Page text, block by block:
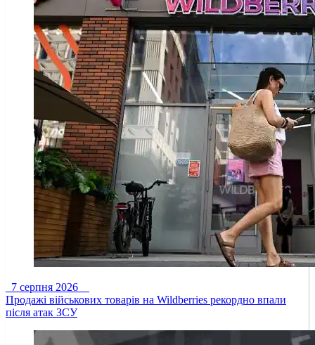
7 серпня 2026
Продажі військових товарів на Wildberries рекордно впали
після атак ЗСУ